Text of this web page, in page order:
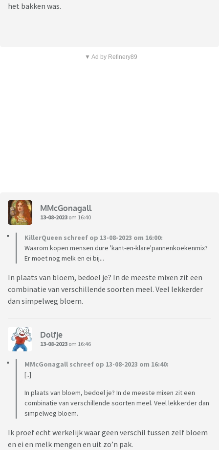
het bakken was.
▼ Ad by Refinery89
MMcGonagall
13-08-2023 om 16:40
KillerQueen schreef op 13-08-2023 om 16:00:
Waarom kopen mensen dure 'kant-en-klare'pannenkoekenmix?
Er moet nog melk en ei bij...
In plaats van bloem, bedoel je? In de meeste mixen zit een
combinatie van verschillende soorten meel. Veel lekkerder
dan simpelweg bloem.
Dolfje
13-08-2023 om 16:46
MMcGonagall schreef op 13-08-2023 om 16:40:
[..]
In plaats van bloem, bedoel je? In de meeste mixen zit een
combinatie van verschillende soorten meel. Veel lekkerder dan
simpelweg bloem.
Ik proef echt werkelijk waar geen verschil tussen zelf bloem
en ei en melk mengen en uit zo’n pak.